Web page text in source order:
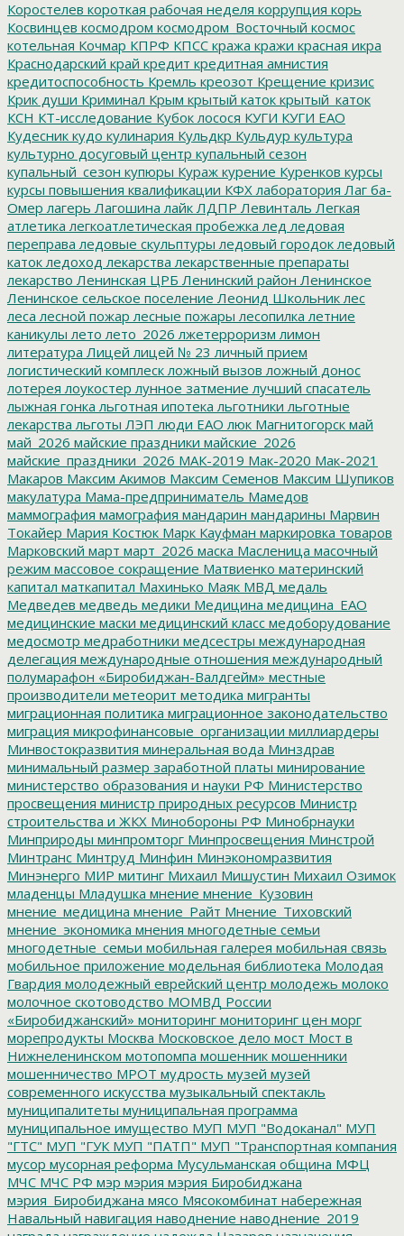
Коростелев короткая рабочая неделя коррупция корь
Косвинцев космодром космодром_Восточный космос
котельная Кочмар КПРФ КПСС кража кражи красная икра
Краснодарский край кредит кредитная амнистия
кредитоспособность Кремль креозот Крещение кризис
Крик души Криминал Крым крытый каток крытый_каток
КСН КТ-исследование Кубок лосося КУГИ КУГИ ЕАО
Кудесник кудо кулинария Кульдкр Кульдур культура
культурно досуговый центр купальный сезон
купальный_сезон купюры Кураж курение Куренков курсы
курсы повышения квалификации КФХ лаборатория Лаг ба-
Омер лагерь Лагошина лайк ЛДПР Левинталь Легкая
атлетика легкоатлетическая пробежка лед ледовая
переправа ледовые скульптуры ледовый городок ледовый
каток ледоход лекарства лекарственные препараты
лекарство Ленинская ЦРБ Ленинский район Ленинское
Ленинское сельское поселение Леонид Школьник лес
леса лесной пожар лесные пожары лесопилка летние
каникулы лето лето_2026 лжетерроризм лимон
литература Лицей лицей № 23 личный прием
логистический комплеск ложный вызов ложный донос
лотерея лоукостер лунное затмение лучший спасатель
лыжная гонка льготная ипотека льготники льготные
лекарства льготы ЛЭП люди ЕАО люк Магнитогорск май
май_2026 майские праздники майские_2026
майские_праздники_2026 МАК-2019 Мак-2020 Мак-2021
Макаров Максим Акимов Максим Семенов Максим Шупиков
макулатура Мама-предприниматель Мамедов
маммография мамография мандарин мандарины Марвин
Токайер Мария Костюк Марк Кауфман маркировка товаров
Марковский март март_2026 маска Масленица масочный
режим массовое сокращение Матвиенко материнский
капитал маткапитал Махинько Маяк МВД медаль
Медведев медведь медики Медицина медицина_ЕАО
медицинские маски медицинский класс медоборудование
медосмотр медработники медсестры международная
делегация международные отношения международный
полумарафон «Биробиджан-Валдгейм» местные
производители метеорит методика мигранты
миграционная политика миграционное законодательство
миграция микрофинансовые_организации миллиардеры
Минвостокразвития минеральная вода Минздрав
минимальный размер заработной платы минирование
министерство образования и науки РФ Министерство
просвещения министр природных ресурсов Министр
строительства и ЖКХ Минобороны РФ Минобрнауки
Минприроды минпромторг Минпросвещения Минстрой
Минтранс Минтруд Минфин Минэкономразвития
Минэнерго МИР митинг Михаил Мишустин Михаил Озимок
младенцы Младушка мнение мнение_Кузовин
мнение_медицина мнение_Райт Мнение_Тиховский
мнение_экономика мнения многодетные семьи
многодетные_семьи мобильная галерея мобильная связь
мобильное приложение модельная библиотека Молодая
Гвардия молодежный еврейский центр молодежь молоко
молочное скотоводство МОМВД России
«Биробиджанский» мониторинг мониторинг цен морг
морепродукты Москва Московское дело мост Мост в
Нижнеленинском мотопомпа мошенник мошенники
мошенничество МРОТ мудрость музей музей
современного искусства музыкальный спектакль
муниципалитеты муниципальная программа
муниципальное имущество МУП МУП "Водоканал" МУП
"ГТС" МУП "ГУК МУП "ПАТП" МУП "Транспортная компания
мусор мусорная реформа Мусульманская община МФЦ
МЧС МЧС РФ мэр мэрия мэрия Биробиджана
мэрия_Биробиджана мясо Мясокомбинат набережная
Навальный навигация наводнение наводнение_2019